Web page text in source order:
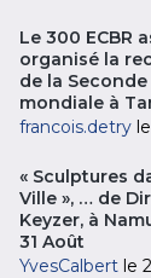
Le 300 ECBR
organisé la
de la Seconde
mondiale à
francois.detry
« Sculptures
Ville », … de
Keyzer, à
31 Août
YvesCalbert le